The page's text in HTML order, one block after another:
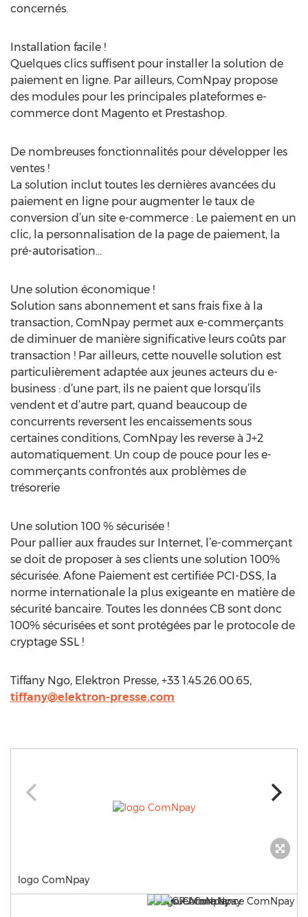
concernés.
Installation facile !
Quelques clics suffisent pour installer la solution de
paiement en ligne. Par ailleurs, ComNpay propose
des modules pour les principales plateformes e-
commerce dont Magento et Prestashop.
De nombreuses fonctionnalités pour développer les
ventes !
La solution inclut toutes les dernières avancées du
paiement en ligne pour augmenter le taux de
conversion d’un site e-commerce : Le paiement en un
clic, la personnalisation de la page de paiement, la
pré-autorisation…
Une solution économique !
Solution sans abonnement et sans frais fixe à la
transaction, ComNpay permet aux e-commerçants
de diminuer de manière significative leurs coûts par
transaction ! Par ailleurs, cette nouvelle solution est
particulièrement adaptée aux jeunes acteurs du e-
business : d’une part, ils ne paient que lorsqu’ils
vendent et d’autre part, quand beaucoup de
concurrents reversent les encaissements sous
certaines conditions, ComNpay les reverse à J+2
automatiquement. Un coup de pouce pour les e-
commerçants confrontés aux problèmes de
trésorerie
Une solution 100 % sécurisée !
Pour pallier aux fraudes sur Internet, l’e-commerçant
se doit de proposer à ses clients une solution 100%
sécurisée. Afone Paiement est certifiée PCI-DSS, la
norme internationale la plus exigeante en matière de
sécurité bancaire. Toutes les données CB sont donc
100% sécurisées et sont protégées par le protocole de
cryptage SSL !
Tiffany Ngo, Elektron Presse, +33 1.45.26.00.65,
tiffany@elektron-presse.com
logo ComNpay